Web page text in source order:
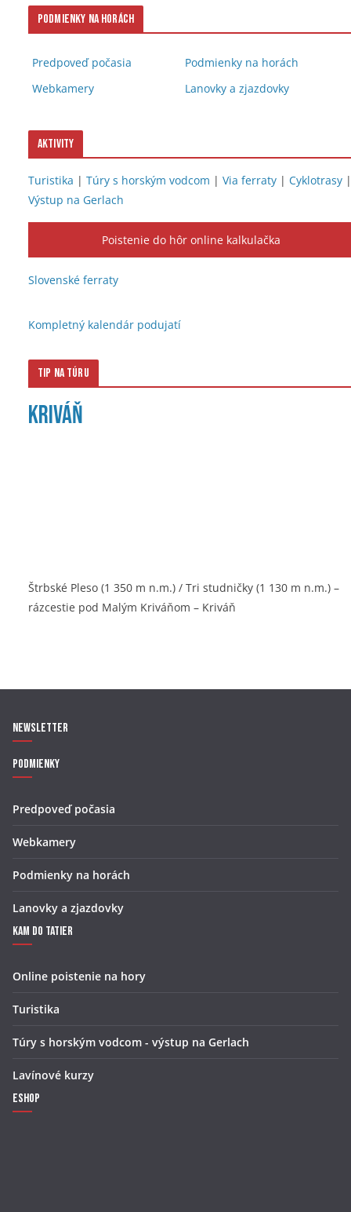
Podmienky na horách
Predpoveď počasia
Webkamery
Podmienky na horách
Lanovky a zjazdovky
Aktivity
Turistika | Túry s horským vodcom | Via ferraty | Cyklotrasy |
Výstup na Gerlach
Poistenie do hôr online kalkulačka
Slovenské ferraty
Kompletný kalendár podujatí
Tip na túru
Kriváň
Štrbské Pleso (1 350 m n.m.) / Tri studničky (1 130 m n.m.) –
rázcestie pod Malým Kriváňom – Kriváň
Newsletter
Podmienky
Predpoveď počasia
Webkamery
Podmienky na horách
Lanovky a zjazdovky
Kam do Tatier
Online poistenie na hory
Turistika
Túry s horským vodcom - výstup na Gerlach
Lavínové kurzy
Eshop